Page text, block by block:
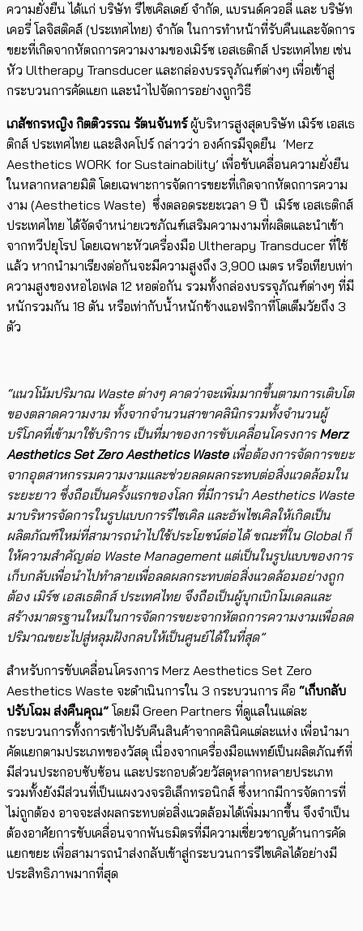
ความยั่งยืน ได้แก่ บริษัท รีไซเคิลเดย์ จำกัด, แบรนด์ควอลี่ และ บริษัท
เคอรี่ โลจิสติคส์ (ประเทศไทย) จำกัด ในการทำหน้าที่รับคืนและจัดการ
ขยะที่เกิดจากหัตถการความงามของเมิร์ซ เอสเธติกส์ ประเทศไทย เช่น
หัว Ultherapy Transducer และกล่องบรรจุภัณฑ์ต่างๆ เพื่อเข้าสู่
กระบวนการคัดแยก และนำไปจัดการอย่างถูกวิธี
เภสัชกรหญิง กิตติวรรณ รัตนจันทร์ผู้บริหารสูงสุดบริษัท เมิร์ซ เอสเธ
ติกส์ ประเทศไทย และสิงคโปร์ กล่าวว่า ​องค์กรมีจุดยืน ‘Merz
Aesthetics WORK for Sustainability’ เพื่อขับเคลื่อนความยั่งยืน
ในหลากหลายมิติ โดยเฉพาะการจัดการขยะที่เกิดจากหัตถการความ
งาม (Aesthetics Waste) ซึ่งตลอดระยะเวลา 9 ปี เมิร์ซ เอสเธติกส์
ประเทศไทย ได้จัดจำหน่ายเวชภัณฑ์เสริมความงามที่ผลิตและนำเข้า
จากทวีปยุโรป โดยเฉพาะหัวเครื่องมือ Ultherapy Transducer ที่ใช้
แล้ว หาก​นำมาเรียงต่อกันจะมีความสูงถึง 3,900 เมตร หรือเทียบเท่า
ความสูงของหอไอเฟล 12 หอต่อกัน ​รวมทั้งกล่องบรรจุภัณฑ์ต่างๆ ที่มี
หนักรวมกัน 18 ตัน หรือเท่ากับน้ำหนักช้างแอฟริกาที่โตเต็มวัยถึง 3
ตัว
“แนวโน้มปริมาณ Waste ต่างๆ คาดว่าจะเพิ่มมากขึ้นตามการเติบโต
ของตลาดความงาม ทั้งจากจำนวนสาขาคลินิกรวมทั้งจำนวนผู้
บริโภคที่เข้ามาใช้บริการ เป็นที่มาของการขับเคลื่อนโครงการ​​Merz
Aesthetics Set Zero Aesthetics Waste เพื่อต้องการจัดการขยะ
จากอุตสาหกรรมความงามและช่วยลดผลกระทบต่อสิ่งแวดล้อมใน
ระยะยาว ซึ่งถือเป็นครั้งแรกของโลก ที่มีการนำ Aesthetics Waste
มาบริหารจัดการในรูปแบบการรีไซเคิล และอัพไซเคิลให้​เกิดเป็น
ผลิตภัณฑ์ใหม่ที่สามารถนำไปใช้ประโยชน์ต่อได้ ขณะที่ใน Global ก็
ให้ความสำคัญต่อ Waste Management แต่เป็นในรูปแบบของการ
เก็บกลับเพื่อนำไปทำลายเพื่อลดผลกระทบต่อสิ่งแวดล้อมอย่างถูก
ต้อง ​เมิร์ซ เอสเธติกส์ ประเทศไทย จึงถือเป็นผู้บุกเบิกโมเดลและ
สร้างมาตรฐานใหม่ในการจัดการขยะจากหัตถการความงามเพื่อลด
ปริมาณขยะ​ไปสู่หลุมฝังกลบให้เป็นศูนย์ได้ในที่สุด”
สำหรับการขับเคลื่อนโครงการ Merz Aesthetics Set Zero
Aesthetics Waste จะดำเนินการใน 3 กระบวนการ คือ “เก็บกลับ
ปรับโฉม ส่งคืนคุณ” โดยมี Green Partners ที่ดูแลในแต่ละ
กระบวนการทั้งการเข้าไปรับคืนสินค้าจากคลินิคแต่ละแห่ง เพื่อนำมา
คัดแยกตามประเภทของวัสดุ เนื่องจากเครื่องมือแพทย์เป็นผลิตภัณฑ์ที่
มีส่วนประกอบ​ซับซ้อน และประกอบด้วยวัสดุหลากหลายประเภท
รวมทั้งยังมีส่วนที่เป็นแผงวงจรอิเล็กทรอนิกส์ ซึ่งหากมีการจัดการที่
ไม่ถูกต้อง อาจจะส่งผลกระทบต่อสิ่งแวดล้อมได้เพิ่มมากขึ้น จึงจำเป็น
ต้องอาศัยการขับเคลื่อนจากพันธมิตรที่มีความเชี่ยวชาญด้าน​การคัด
แยกขยะ เพื่อสามารถนำส่งกลับเข้าสู่กระบวนการรีไซเคิลได้อย่างมี
ประสิทธิภาพมากที่สุด